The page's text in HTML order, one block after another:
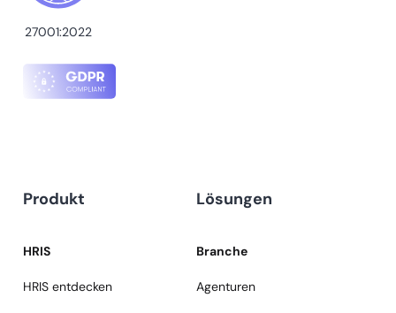
27001:2022
Produkt
HRIS
HRIS entdecken
Lösungen
Branche
Agenturen